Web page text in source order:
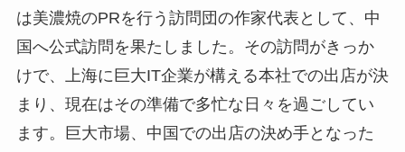
は美濃焼のPRを行う訪問団の作家代表として、中
国へ公式訪問を果たしました。その訪問がきっか
けで、上海に巨大IT企業が構える本社での出店が決
まり、現在はその準備で多忙な日々を過ごしてい
ます。巨大市場、中国での出店の決め手となった